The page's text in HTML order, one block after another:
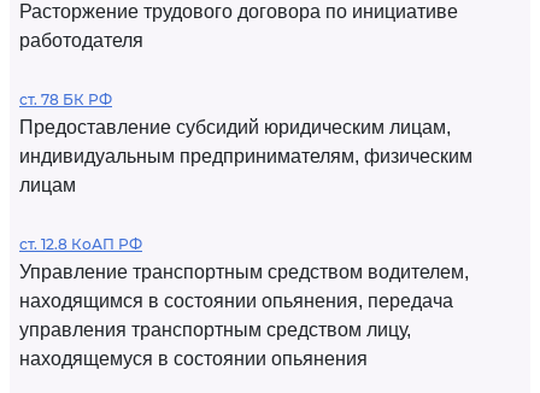
Расторжение трудового договора по инициативе
работодателя
ст. 78 БК РФ
Предоставление субсидий юридическим лицам,
индивидуальным предпринимателям, физическим
лицам
ст. 12.8 КоАП РФ
Управление транспортным средством водителем,
находящимся в состоянии опьянения, передача
управления транспортным средством лицу,
находящемуся в состоянии опьянения